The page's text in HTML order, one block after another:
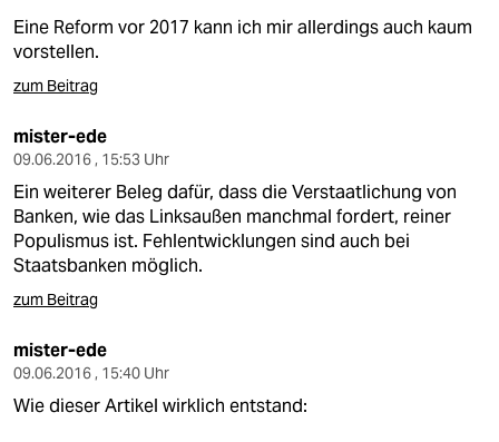
Eine Reform vor 2017 kann ich mir allerdings auch kaum
vorstellen.
zum Beitrag
mister-ede
09.06.2016 , 15:53 Uhr
Ein weiterer Beleg dafür, dass die Verstaatlichung von
Banken, wie das Linksaußen manchmal fordert, reiner
Populismus ist. Fehlentwicklungen sind auch bei
Staatsbanken möglich.
zum Beitrag
mister-ede
09.06.2016 , 15:40 Uhr
Wie dieser Artikel wirklich entstand: